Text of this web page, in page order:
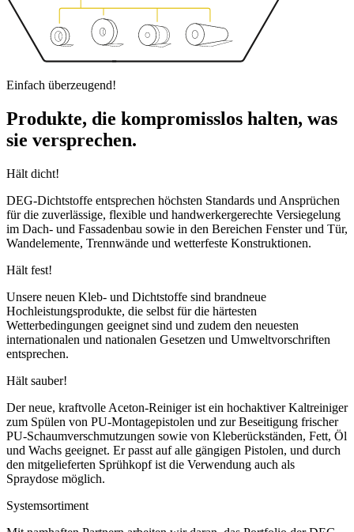
Einfach überzeugend!
Produkte, die kompromisslos halten, was
sie versprechen.
Hält dicht!
DEG-Dichtstoffe entsprechen höchsten Standards und Ansprüchen
für die zuverlässige, flexible und handwerkergerechte Versiegelung
im Dach- und Fassadenbau sowie in den Bereichen Fenster und Tür,
Wandelemente, Trennwände und wetterfeste Konstruktionen.
Hält fest!
Unsere neuen Kleb- und Dichtstoffe sind brandneue
Hochleistungsprodukte, die selbst für die härtesten
Wetterbedingungen geeignet sind und zudem den neuesten
internationalen und nationalen Gesetzen und Umweltvorschriften
entsprechen.
Hält sauber!
Der neue, kraftvolle Aceton-Reiniger ist ein hochaktiver Kaltreiniger
zum Spülen von PU-Montagepistolen und zur Beseitigung frischer
PU-Schaumverschmutzungen sowie von Kleberückständen, Fett, Öl
und Wachs geeignet. Er passt auf alle gängigen Pistolen, und durch
den mitgelieferten Sprühkopf ist die Verwendung auch als
Spraydose möglich.
Systemsortiment